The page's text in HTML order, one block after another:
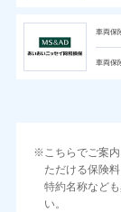
車両保
車両保
こちらでご案
ただける保険
特約名称など
い。